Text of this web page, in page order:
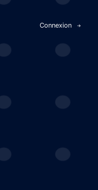
Connexion